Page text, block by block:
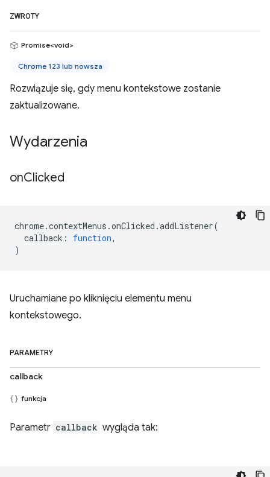
ZWROTY
Promise<void>
Chrome 123 lub nowsza
Rozwiązuje się, gdy menu kontekstowe zostanie
zaktualizowane.
Wydarzenia
onClicked
chrome.contextMenus .onClicked .addListener(
callback : function,
)
Uruchamiane po kliknięciu elementu menu
kontekstowego.
PARAMETRY
callback
funkcja
Parametr callback wygląda tak: